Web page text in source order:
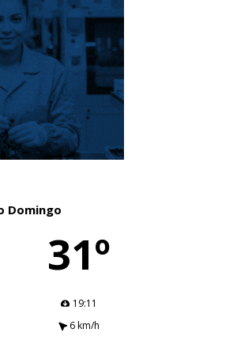
Domingo
31º
19:11
6 km/h